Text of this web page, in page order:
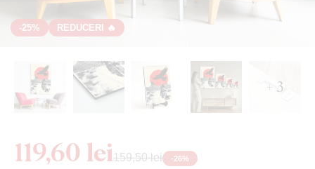
-25% REDUCERI 🔥
+ 3
119,60 lei159,50 lei -26%